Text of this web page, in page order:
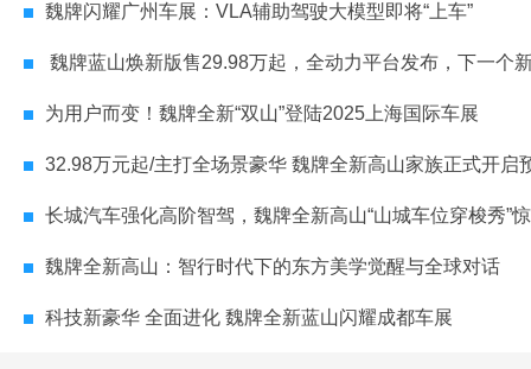
魏牌闪耀广州车展：VLA辅助驾驶大模型即将“上车”
魏牌蓝山焕新版售29.98万起，全动力平台发布，下一个新能源“杀
为用户而变！魏牌全新“双山”登陆2025上海国际车展
32.98万元起/主打全场景豪华 魏牌全新高山家族正式开启
长城汽车强化高阶智驾，魏牌全新高山“山城车位穿梭秀”
魏牌全新高山：智行时代下的东方美学觉醒与全球对话
科技新豪华 全面进化 魏牌全新蓝山闪耀成都车展